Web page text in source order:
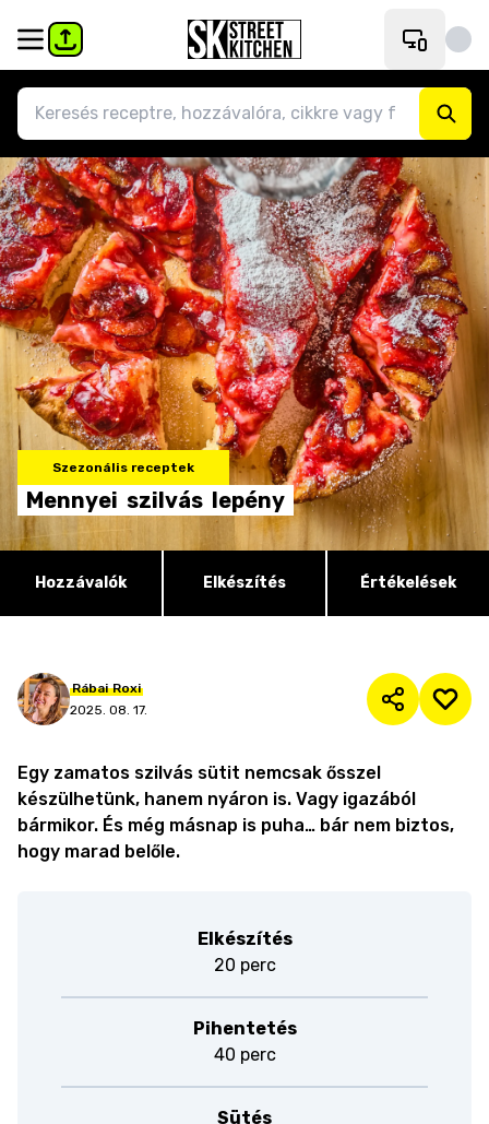
Szezonális receptek
Mennyei szilvás lepény
Hozzávalók Elkészítés Értékelések
Rábai Roxi
2025. 08. 17.
Egy zamatos szilvás sütit nemcsak ősszel
készülhetünk, hanem nyáron is. Vagy igazából
bármikor. És még másnap is puha… bár nem biztos,
hogy marad belőle.
Elkészítés
20 perc
Pihentetés
40 perc
Sütés